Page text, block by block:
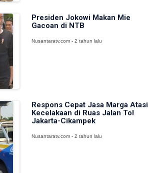
Presiden Jokowi Makan Mie
Gacoan di NTB
Nusantaratv.com - 2 tahun lalu
Respons Cepat Jasa Marga Atasi
Kecelakaan di Ruas Jalan Tol
Jakarta-Cikampek
Nusantaratv.com - 2 tahun lalu